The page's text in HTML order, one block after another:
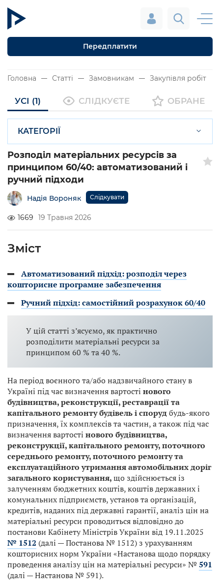
Передплатити
Головна Статті Замовникам Закупівля робіт
УСІ (1) СЛІДКУЄТЕ ОБРАНЕ
КАТЕГОРІЇ
Розподіл матеріальних ресурсів за
принципом 60/40: автоматизований і
ручний підходи
Надія Вороняк Слідкувати
1669 19 Травня 2026
Зміст
Автоматизований підхід: розподіл через
кошторисне програмне забезпечення
Ручний підхід: самостійний розрахунок 60/40
У цій статті з’ясуємо, як практично
розподілити матеріальні ресурси за
принципом 60 % та 40 %.
На період воєнного та/або надзвичайного стану в
Україні під час визначення вартості нового
будівництва, реконструкції, реставрації та
капітального ремонту будівель і спорудбудь-якого
призначення, їх комплексів та частин, а також під час
визначення вартості нового будівництва,
реконструкції, капітального ремонту, поточного
середнього ремонту, поточного ремонту та
експлуатаційного утримання автомобільних доріг
загального користування,що здійснюється із
залученням бюджетних коштів, коштів державних і
комунальних підприємств, установ та організацій,
кредитів, наданих під державні гарантії, аналіз цін на
матеріальні ресурси проводиться відповідно до
постанови Кабінету Міністрів України від 19.11.2025
№ 1512 (далі — Постанова № 1512) з урахуванням
кошторисних норм України «Настанова щодо порядку
проведення аналізу цін на матеріальні ресурси» № 591
(далі — Настанова № 591).